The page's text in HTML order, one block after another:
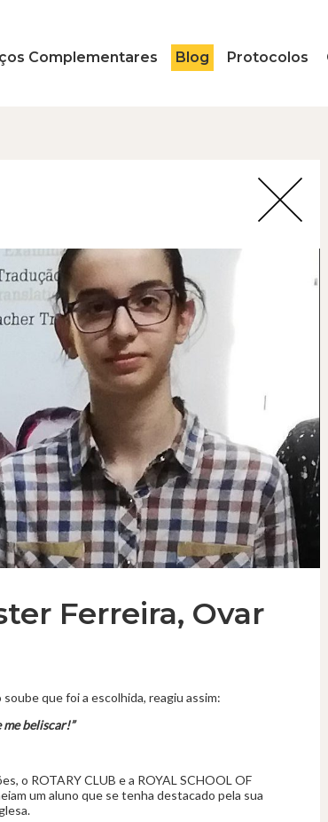
Complementares Blog Protocolos
Ferreira, Ovar
que foi a escolhida, reagiu assim:
me beliscar!”
o ROTARY CLUB e a ROYAL SCHOOL OF
um aluno que se tenha destacado pela sua